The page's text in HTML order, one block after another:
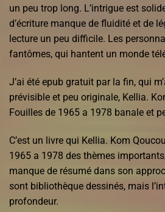
un peu trop long. L’intrigue est
d’écriture manque de fluidité et de
lecture un peu difficile. Les
fantômes, qui hantent un monde
J’ai été epub gratuit par la fin, qui
prévisible et peu originale, Kellia.
Fouilles de 1965 a 1978 banale et
C’est un livre qui Kellia. Kom
1965 a 1978 des thèmes
manque de résumé dans son
sont bibliothèque dessinés, mais
profondeur.